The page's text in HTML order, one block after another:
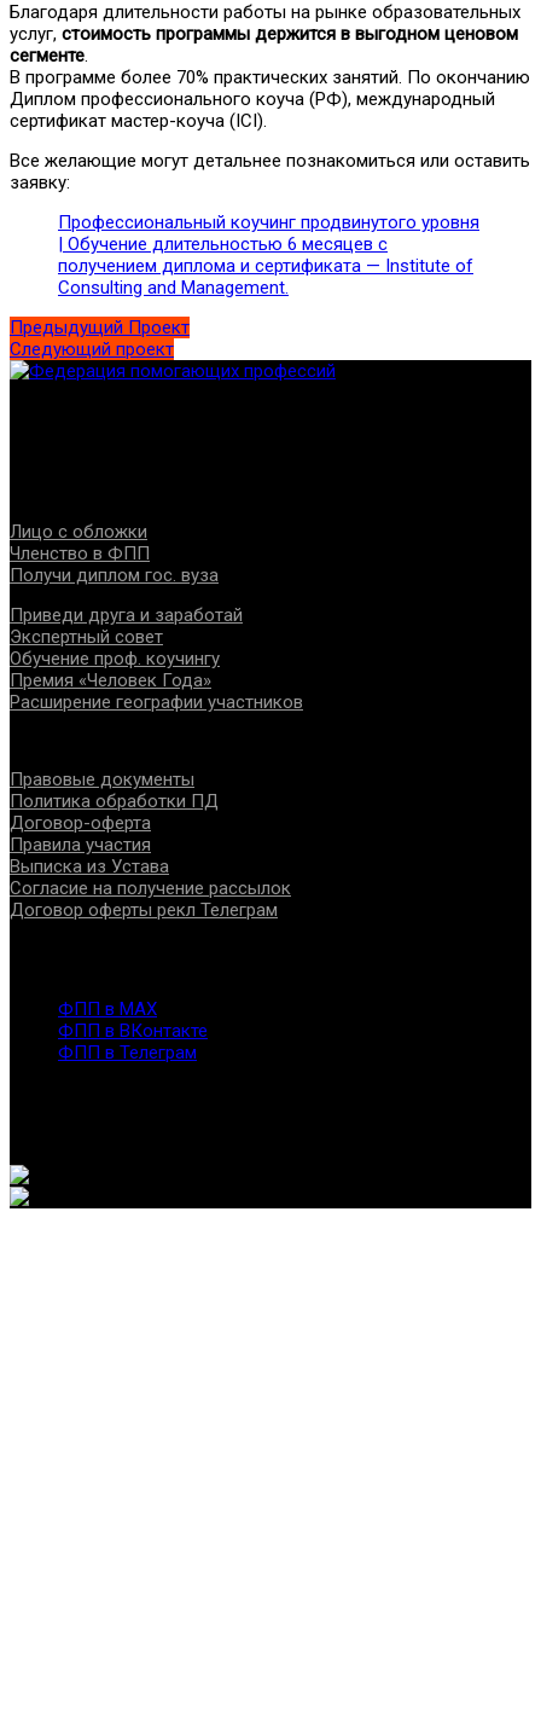
Благодаря длительности работы на рынке образовательных
услуг, стоимость программы держится в выгодном ценовом
сегменте.
В программе более 70% практических занятий. По окончанию
Диплом профессионального коуча (РФ), международный
сертификат мастер-коуча (ICI).
Все желающие могут детальнее познакомиться или оставить
заявку:
Профессиональный коучинг продвинутого уровня
| Обучение длительностью 6 месяцев с
получением диплома и сертификата — Institute of
Consulting and Management.
Предыдущий Проект
Следующий проект
Лицо с обложки
Членство в ФПП
Получи диплом гос. вуза
Приведи друга и заработай
Экспертный совет
Обучение проф. коучингу
Премия «Человек Года»
Расширение географии участников
Правовые документы
Политика обработки ПД
Договор-оферта
Правила участия
Выписка из Устава
Согласие на получение рассылок
Договор оферты рекл Телеграм
ФПП в МАХ
ФПП в ВКонтакте
ФПП в Телеграм